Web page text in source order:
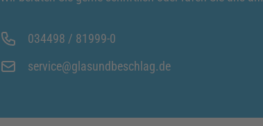
034498 / 81999-0
service@glasundbeschlag.de